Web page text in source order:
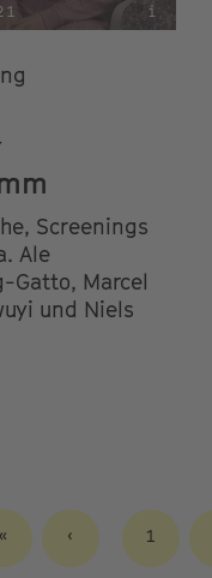
i
Screenings
Ale
Gatto, Marcel
und Niels
ERSTE
«
VORHERIGE
SEITE
‹ SEITE
1